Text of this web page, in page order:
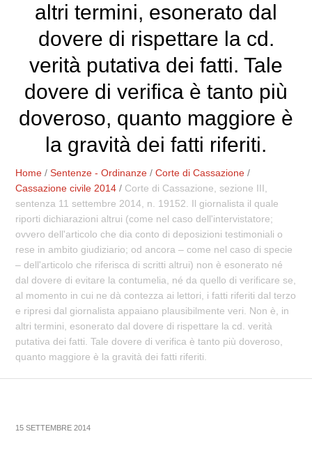
altri termini, esonerato dal
dovere di rispettare la cd.
verità putativa dei fatti. Tale
dovere di verifica è tanto più
doveroso, quanto maggiore è
la gravità dei fatti riferiti.
Home /Sentenze - Ordinanze /Corte di Cassazione /
Cassazione civile 2014 / Corte di Cassazione, sezione III,
sentenza 11 settembre 2014, n. 19152. Il giornalista il quale
riporti dichiarazioni altrui (come nel caso dell'intervistatore;
ovvero dell'articolo che dia conto di deposizioni testimoniali o
rese in ambito giudiziario; od ancora – come nel caso di specie
– dell'articolo che riferisca di scritti altrui) non è esonerato né
dal dovere di evitare la contumelia, né da quello di verificare se,
al momento in cui ne dà contezza ai lettori, i fatti riferiti dal terzo
e ripresi dal giornalista appaiano plausibilmente veri. Non è, in
altri termini, esonerato dal dovere di rispettare la cd. verità
putativa dei fatti. Tale dovere di verifica è tanto più doveroso,
quanto maggiore è la gravità dei fatti riferiti.
15 SETTEMBRE 2014